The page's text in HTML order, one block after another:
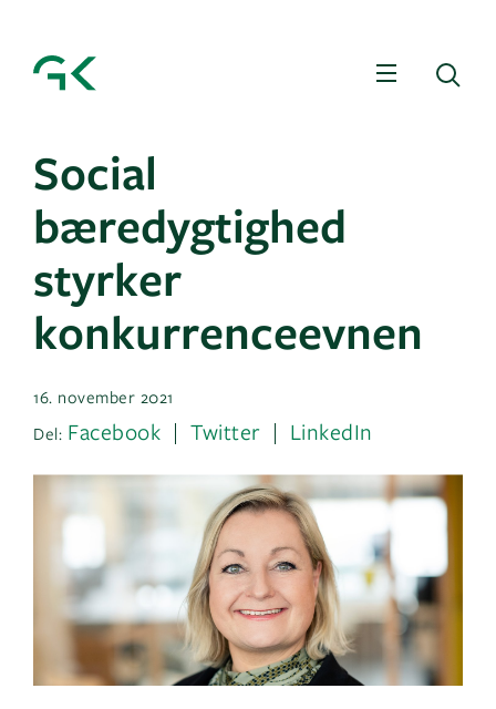
Menu
Social
bæredygtighed
styrker
konkurrenceevnen
16. november 2021
Del: Facebook Twitter LinkedIn